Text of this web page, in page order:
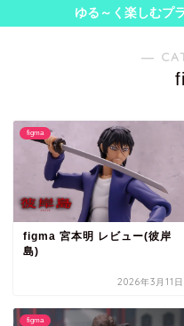
ゆる～く楽しむプ
―
figma
figma 宮本明 レビュー(彼岸
島)
2026年3月11日
figma